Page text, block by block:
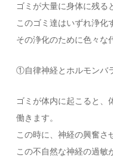
ゴミが大量に身体に残る
このゴミ達はいずれ浄化
その浄化のために色々な
①自律神経とホルモンバ
ゴミが体内に起こると、
働きます。
この時に、神経の興奮さ
この不自然な神経の過敏